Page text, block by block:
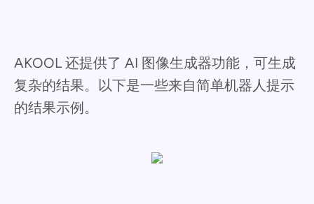
AKOOL 还提供了 AI 图像生成器功能，可生成
复杂的结果。以下是一些来自简单机器人提示
的结果示例。